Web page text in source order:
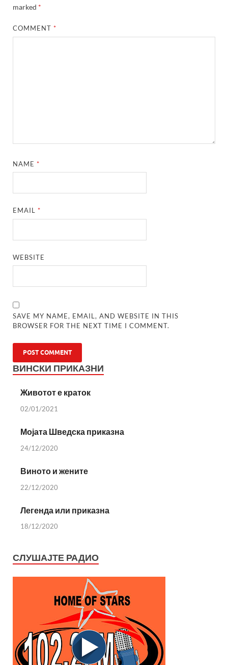
marked *
COMMENT*
NAME*
EMAIL*
WEBSITE
SAVE MY NAME, EMAIL, AND WEBSITE IN THIS
BROWSER FOR THE NEXT TIME I COMMENT.
ВИНСКИ ПРИКАЗНИ
Животот е краток
02/01/2021
Мојата Шведска приказна
24/12/2020
Виното и жените
22/12/2020
Легенда или приказна
18/12/2020
СЛУШАЈТЕ РАДИО